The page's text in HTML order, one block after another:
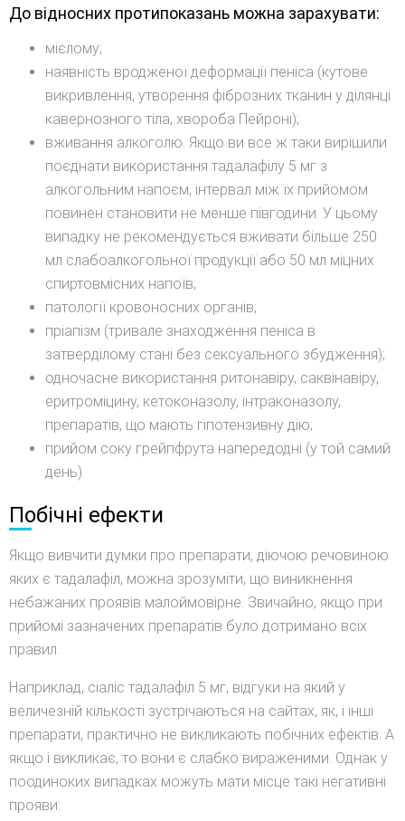
До відносних протипоказань можна зарахувати:
мієлому;
наявність вродженої деформації пеніса (кутове
викривлення, утворення фіброзних тканин у ділянці
кавернозного тіла, хвороба Пейроні);
вживання алкоголю. Якщо ви все ж таки вирішили
поєднати використання тадалафілу 5 мг з
алкогольним напоєм, інтервал між їх прийомом
повинен становити не менше півгодини. У цьому
випадку не рекомендується вживати більше 250
мл слабоалкогольної продукції або 50 мл міцних
спиртовмісних напоїв;
патології кровоносних органів;
пріапізм (тривале знаходження пеніса в
затверділому стані без сексуального збудження);
одночасне використання ритонавіру, саквінавіру,
еритроміцину, кетоконазолу, інтраконазолу,
препаратів, що мають гіпотензивну дію;
прийом соку грейпфрута напередодні (у той самий
день).
Побічні ефекти
Якщо вивчити думки про препарати, діючою речовиною
яких є тадалафіл, можна зрозуміти, що виникнення
небажаних проявів малоймовірне. Звичайно, якщо при
прийомі зазначених препаратів було дотримано всіх
правил.
Наприклад, сіаліс тадалафіл 5 мг, відгуки на який у
величезній кількості зустрічаються на сайтах, як, і інші
препарати, практично не викликають побічних ефектів. А
якщо і викликає, то вони є слабко вираженими. Однак у
поодиноких випадках можуть мати місце такі негативні
прояви: